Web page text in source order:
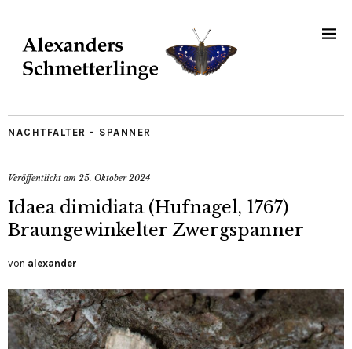
NACHTFALTER - SPANNER
Veröffentlicht am 25. Oktober 2024
Idaea dimidiata (Hufnagel, 1767)
Braungewinkelter Zwergspanner
von alexander